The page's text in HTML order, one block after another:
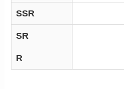
SSR
SR
R